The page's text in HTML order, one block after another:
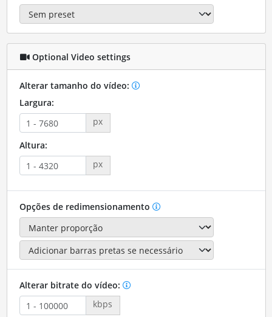
Optional Video settings
Alterar tamanho do vídeo:
Largura:
px
Altura:
px
Opções de redimensionamento
Alterar bitrate do vídeo:
kbps